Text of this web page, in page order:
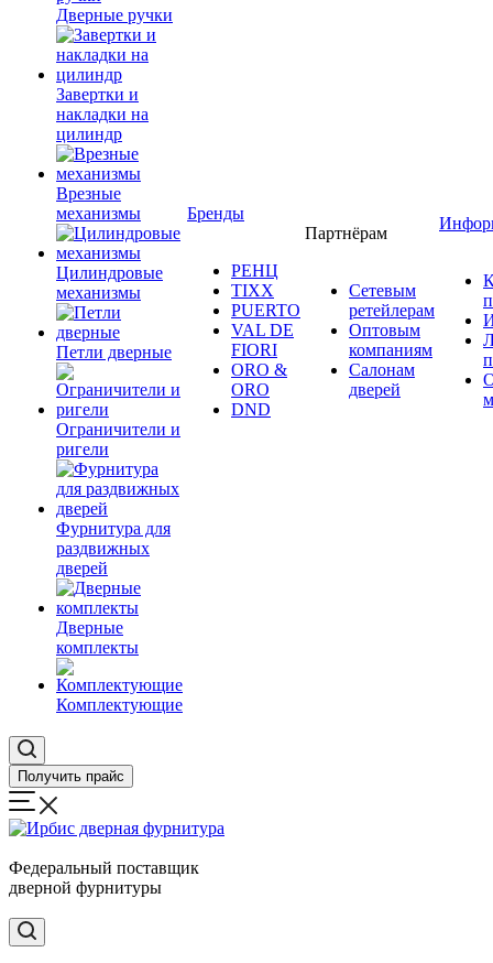
Дверные ручки
Завертки и
накладки на
цилиндр
Врезные
механизмы
Цилиндровые
механизмы
Петли дверные
Ограничители и
ригели
Фурнитура для
раздвижных
дверей
Дверные
комплекты
Комплектующие
Бренды
РЕНЦ
TIXX
PUERTO
VAL DE
FIORI
ORO &
ORO
DND
Партнёрам
Сетевым
ретейлерам
Оптовым
компаниям
Салонам
дверей
Получить прайс
Федеральный поставщик
дверной фурнитуры